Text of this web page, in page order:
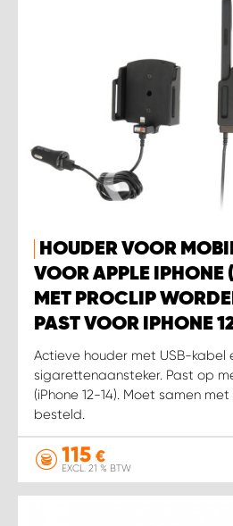
HOUDER VOOR
VOOR APPLE IPHONE
MET PROCLIP
PAST VOOR IPHONE
Actieve houder met USB-
sigarettenaansteker. Past op
(iPhone 12-14). Moet samen
besteld.
115 €
EXCL. 21 % BTW